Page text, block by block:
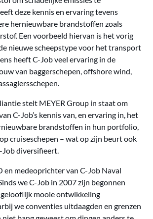
deze kennis en ervaring tevens
hernieuwbare brandstoffen zoals
Een voorbeeld hiervan is het vorig
nieuwe scheepstype voor het transport
heeft C-Job veel ervaring in de
van baggerschepen, offshore wind,
stelt MEYER Group in staat om
C-Job’s kennis van, en ervaring in, het
brandstoffen in hun portfolio,
cruiseschepen – wat op zijn beurt ook
diversifieert.
en medeoprichter van C-Job Naval
we C-Job in 2007 zijn begonnen
mooie ontwikkeling
we conventies uitdaagden en grenzen